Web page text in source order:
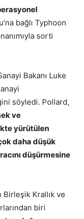
bağlı Typhoon
sorti
Bakanı Luke
söyledi. Pollard,
ve
yürütülen
daha düşük
düşürmesine
Birleşik Krallık ve
biri